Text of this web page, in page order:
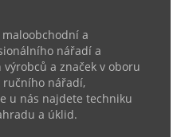
a
nářadí a
a značek v oboru
ručního nářadí,
u nás najdete techniku
a úklid.